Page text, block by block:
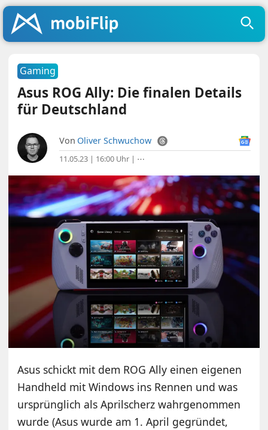
Gaming
Asus ROG Ally: Die finalen Details
für Deutschland
Von Oliver Schwuchow
11.05.23 | 16:00 Uhr | ⋯
Asus schickt mit dem ROG Ally einen eigenen
Handheld mit Windows ins Rennen und was
ursprünglich als Aprilscherz wahrgenommen
wurde (Asus wurde am 1. April gegründet,